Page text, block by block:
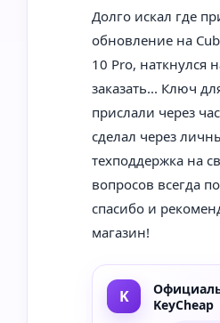
Долго искал где
обновление на
10 Pro, наткнулся
заказать... Ключ
прислали через
сделал через
техподдержка на
вопросов всегда
спасибо и
магазин!
KeyCheap